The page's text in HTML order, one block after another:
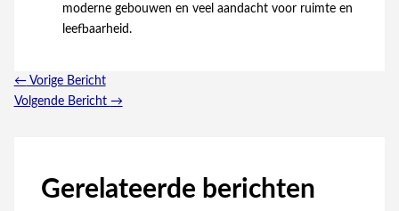
moderne gebouwen en veel aandacht voor ruimte en
leefbaarheid.
←Vorige Bericht
Volgende Bericht →
Gerelateerde berichten